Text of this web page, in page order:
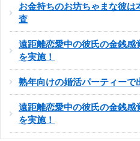
お金持ちのお坊ちゃまな彼は
査
遠距離恋愛中の彼氏の金銭
を実施！
熟年向けの婚活パーティーで
遠距離恋愛中の彼氏の金銭
を実施！